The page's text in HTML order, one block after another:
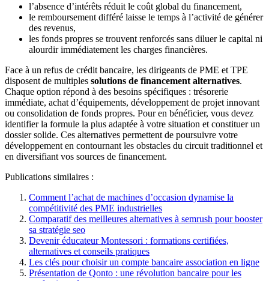
l’absence d’intérêts réduit le coût global du financement,
le remboursement différé laisse le temps à l’activité de générer
des revenus,
les fonds propres se trouvent renforcés sans diluer le capital ni
alourdir immédiatement les charges financières.
Face à un refus de crédit bancaire, les dirigeants de PME et TPE
disposent de multiples solutions de financement alternatives.
Chaque option répond à des besoins spécifiques : trésorerie
immédiate, achat d’équipements, développement de projet innovant
ou consolidation de fonds propres. Pour en bénéficier, vous devez
identifier la formule la plus adaptée à votre situation et constituer un
dossier solide. Ces alternatives permettent de poursuivre votre
développement en contournant les obstacles du circuit traditionnel et
en diversifiant vos sources de financement.
Publications similaires :
Comment l’achat de machines d’occasion dynamise la
compétitivité des PME industrielles
Comparatif des meilleures alternatives à semrush pour booster
sa stratégie seo
Devenir éducateur Montessori : formations certifiées,
alternatives et conseils pratiques
Les clés pour choisir un compte bancaire association en ligne
Présentation de Qonto : une révolution bancaire pour les